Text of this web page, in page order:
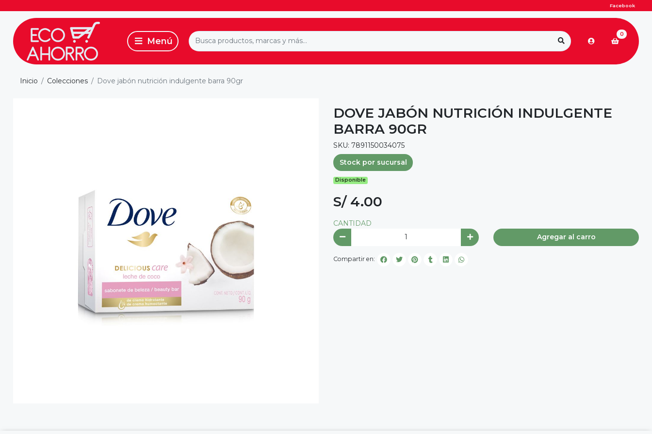
Facebook
0
Inicio Colecciones Dove jabón nutrición indulgente barra 90gr
DOVE JABÓN NUTRICIÓN INDULGENTE
BARRA 90GR
SKU: 7891150034075
Stock por sucursal
Disponible
S/ 4.00
CANTIDAD
Agregar al carro
Compartir en: